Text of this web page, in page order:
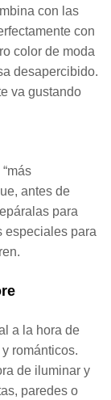
con las
con
color de moda
desapercibido.
va gustando
antes de
para
especiales para
a la hora de
románticos.
de iluminar y
paredes o